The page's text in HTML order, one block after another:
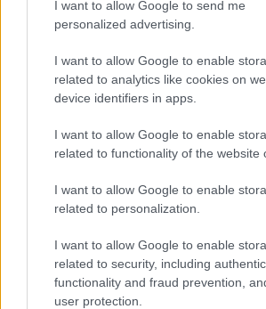
I want to allow Google to send me
personalized advertising.
I want to allow Google to enable
related to analytics like cookies on
device identifiers in apps.
I want to allow Google to enable
related to functionality of the website
I want to allow Google to enable
related to personalization.
I want to allow Google to enable
related to security, including
functionality and fraud prevention,
user protection.
un ferito
Delta Center
Meteo Olbia 9 agosto,
Salmo finisce in ospedale a
va avanti: “Sicilia, ci sono”